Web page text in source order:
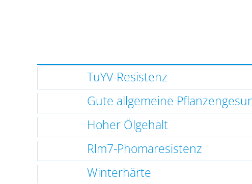
TuYV-Resistenz
Gute allgemeine
Hoher Ölgehalt
Rlm7-Phomaresistenz
Winterhärte